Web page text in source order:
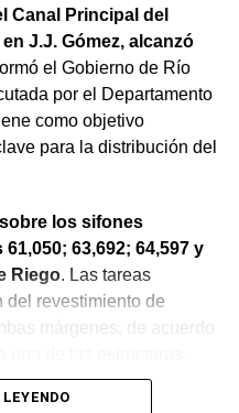
Canal Principal del
J.J. Gómez, alcanzó
el Gobierno de Río
por el Departamento
como objetivo
para la distribución del
los sifones
63,692; 64,597 y
Riego. Las tareas
del revestimiento de
márgenes, de acuerdo
losas deterioradas, la